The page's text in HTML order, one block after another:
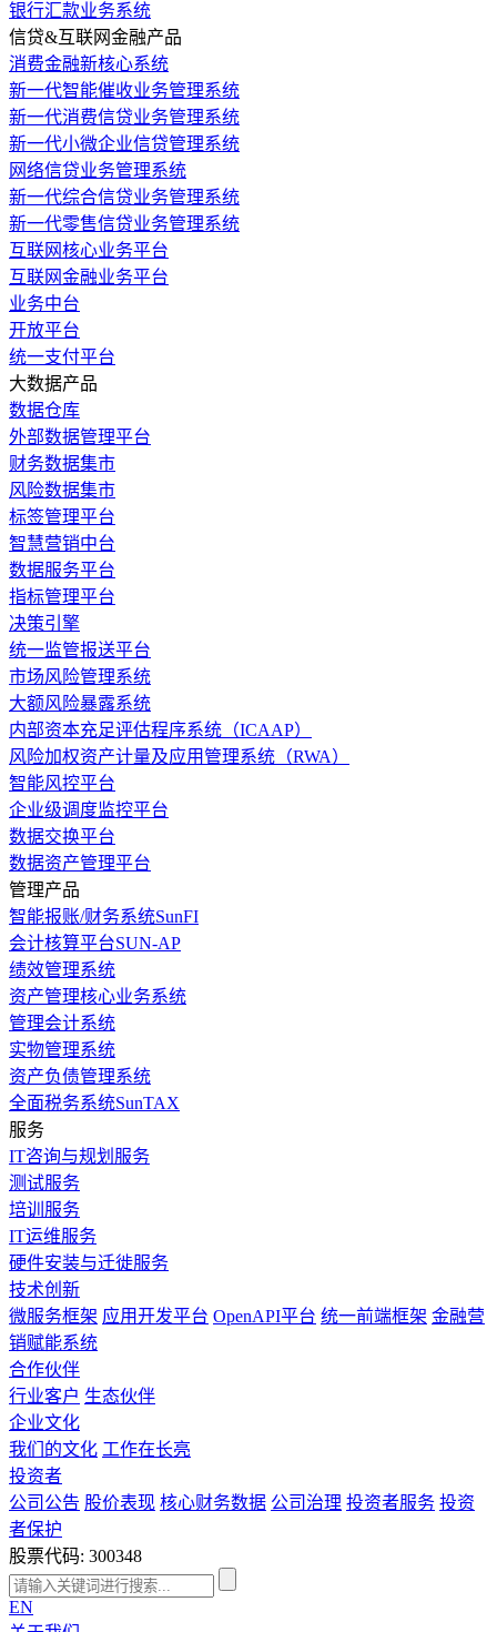
银行汇款业务系统
信贷&互联网金融产品
消费金融新核心系统
新一代智能催收业务管理系统
新一代消费信贷业务管理系统
新一代小微企业信贷管理系统
网络信贷业务管理系统
新一代综合信贷业务管理系统
新一代零售信贷业务管理系统
互联网核心业务平台
互联网金融业务平台
业务中台
开放平台
统一支付平台
大数据产品
数据仓库
外部数据管理平台
财务数据集市
风险数据集市
标签管理平台
智慧营销中台
数据服务平台
指标管理平台
决策引擎
统一监管报送平台
市场风险管理系统
大额风险暴露系统
内部资本充足评估程序系统（ICAAP）
风险加权资产计量及应用管理系统（RWA）
智能风控平台
企业级调度监控平台
数据交换平台
数据资产管理平台
管理产品
智能报账/财务系统SunFI
会计核算平台SUN-AP
绩效管理系统
资产管理核心业务系统
管理会计系统
实物管理系统
资产负债管理系统
全面税务系统SunTAX
服务
IT咨询与规划服务
测试服务
培训服务
IT运维服务
硬件安装与迁徙服务
技术创新
微服务框架 应用开发平台 OpenAPI平台 统一前端框架 金融营
销赋能系统
合作伙伴
行业客户 生态伙伴
企业文化
我们的文化 工作在长亮
投资者
公司公告 股价表现 核心财务数据 公司治理 投资者服务 投资
者保护
股票代码: 300348
EN